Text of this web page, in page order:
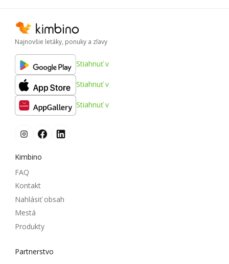
Najnovšie letáky, ponuky a zľavy
Stiahnuť v
Stiahnuť v
Stiahnuť v
Kimbino
FAQ
Kontakt
Nahlásiť obsah
Mestá
Produkty
Partnerstvo